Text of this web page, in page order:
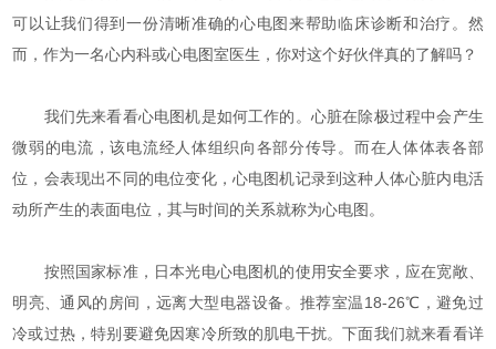
可以让我们得到一份清晰准确的心电图来帮助临床诊断和治疗。然
而，作为一名心内科或心电图室医生，你对这个好伙伴真的了解吗？
我们先来看看心电图机是如何工作的。心脏在除极过程中会产生
微弱的电流，该电流经人体组织向各部分传导。而在人体体表各部
位，会表现出不同的电位变化，心电图机记录到这种人体心脏内电活
动所产生的表面电位，其与时间的关系就称为心电图。
按照国家标准，日本光电心电图机的使用安全要求，应在宽敞、
明亮、通风的房间，远离大型电器设备。推荐室温18-26℃，避免过
冷或过热，特别要避免因寒冷所致的肌电干扰。下面我们就来看看详